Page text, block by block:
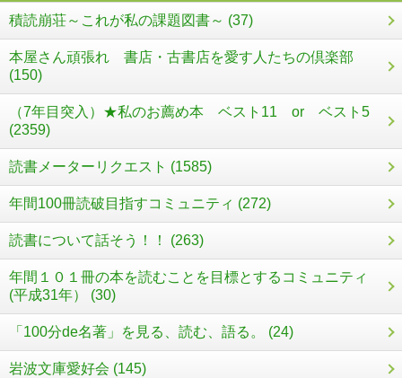
積読崩荘～これが私の課題図書～ (37)
本屋さん頑張れ 書店・古書店を愛す人たちの倶楽部
(150)
（7年目突入）★私のお薦め本 ベスト11 or ベスト5
(2359)
読書メーターリクエスト (1585)
年間100冊読破目指すコミュニティ (272)
読書について話そう！！ (263)
年間１０１冊の本を読むことを目標とするコミュニティ
(平成31年） (30)
「100分de名著」を見る、読む、語る。 (24)
岩波文庫愛好会 (145)